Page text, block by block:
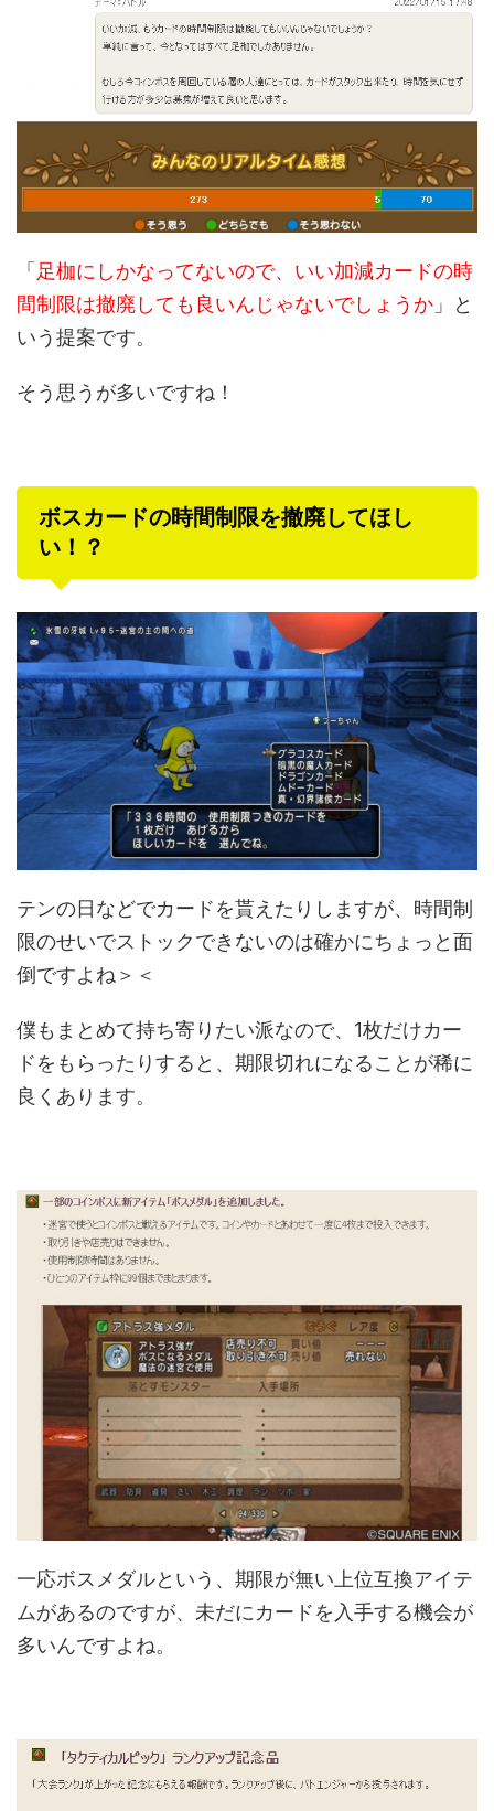
「 足枷にしかなってないので、いい加減カードの時
間制限は撤廃しても良いんじゃないでしょうか 」と
いう提案です。
そう思うが多いですね！
ボスカードの時間制限を撤廃してほし
い！？
テンの日などでカードを貰えたりしますが、時間制
限のせいでストックできないのは確かにちょっと面
倒ですよね＞＜
僕もまとめて持ち寄りたい派なので、1枚だけカー
ドをもらったりすると、期限切れになることが稀に
良くあります。
一応ボスメダルという、期限が無い上位互換アイテ
ムがあるのですが、未だにカードを入手する機会が
多いんですよね。